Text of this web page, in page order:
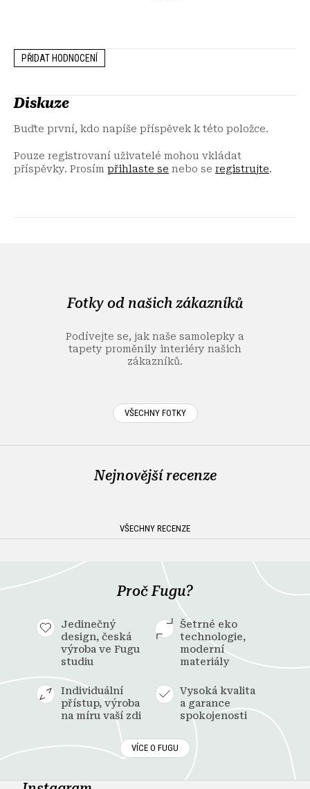
PŘIDAT HODNOCENÍ
Diskuze
Buďte první, kdo napíše příspěvek k této položce.
Pouze registrovaní uživatelé mohou vkládat
příspěvky. Prosím přihlaste se nebo se registrujte.
Fotky od našich zákazníků
Podívejte se, jak naše samolepky a
tapety proměnily interiéry našich
zákazníků.
VŠECHNY FOTKY
Nejnovější recenze
VŠECHNY RECENZE
Proč Fugu?
Jedinečný
design, česká
výroba ve Fugu
studiu
Šetrné eko
technologie,
moderní
materiály
Individuální
přístup, výroba
na míru vaší zdi
Vysoká kvalita
a garance
spokojenosti
VÍCE O FUGU